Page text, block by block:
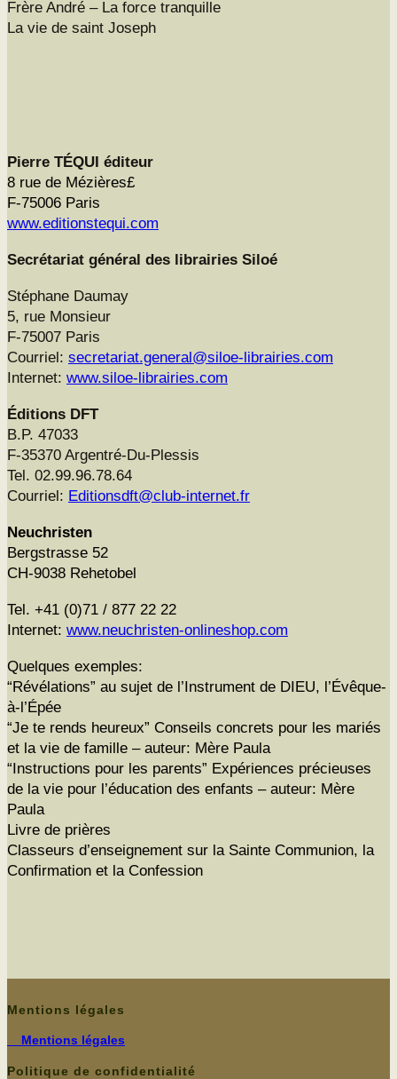
Frère André – La force tran­quille
La vie de saint Joseph
Pierre TÉQUI édi­teur
8 rue de Méz­ières£
F‑75006 Paris
www.editionstequi.com
Secré­tari­at général des librairies Siloé
Stéphane Dau­may
5, rue Mon­sieur
F‑75007 Paris
Cour­riel: secretariat.general@siloe-librairies.com
Inter­net: www.siloe-librairies.com
Édi­tions DFT
B.P. 47033
F‑35370 Argen­tré-Du-Plessis
Tel. 02.99.96.78.64
Cour­riel: Editionsdft@club-internet.fr
Neuchris­ten
Bergstrasse 52
CH-9038 Reheto­bel
Tel. +41 (0)71 / 877 22 22
Inter­net: www.neuchristen-onlineshop.com
Quelques exem­ples:
“Révéla­tions” au sujet de l’Instrument de DIEU, l’Évêque-
à‑l’Épée
“Je te rends heureux” Con­seils con­crets pour les mar­iés
et la vie de famille – auteur: Mère Paula
“Instruc­tions pour les par­ents” Expéri­ences pré­cieuses
de la vie pour l’éducation des enfants – auteur: Mère
Paula
Livre de prières
Classeurs d’enseignement sur la Sainte Com­mu­nion, la
Con­fir­ma­tion et la Confession
Mentions légales
Men­tions légales
Politique de confidentialité